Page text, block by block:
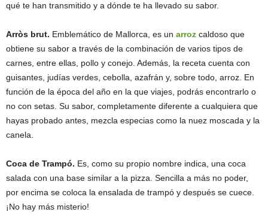
qué te han transmitido y a dónde te ha llevado su sabor.
Arròs brut. Emblemático de Mallorca, es un arroz caldoso que
obtiene su sabor a través de la combinación de varios tipos de
carnes, entre ellas, pollo y conejo. Además, la receta cuenta con
guisantes, judías verdes, cebolla, azafrán y, sobre todo, arroz. En
función de la época del año en la que viajes, podrás encontrarlo o
no con setas. Su sabor, completamente diferente a cualquiera que
hayas probado antes, mezcla especias como la nuez moscada y la
canela.
Coca de Trampó. Es, como su propio nombre indica, una coca
salada con una base similar a la pizza. Sencilla a más no poder,
por encima se coloca la ensalada de trampó y después se cuece.
¡No hay más misterio!